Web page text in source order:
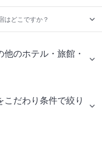
はどこですか？
のホテル・旅館・
だわり条件で絞り